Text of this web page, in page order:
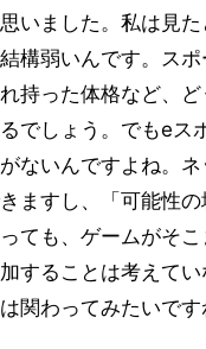
いました。私は見
構弱いんです。ス
持った体格など、
でしょう。でもeス
がないんですよね。
ますし、「可能性
ても、ゲームがそ
することは考えて
関わってみたいです